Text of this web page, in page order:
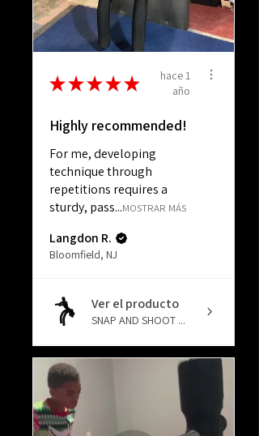
★★★★★
hace 1
año
Highly recommended!
For me, developing
technique through
repetitions requires a
sturdy, pass...MOSTRAR MÁS
Langdon R.
Bloomfield, NJ
Ver el producto
SNAP AND SHOOT ...